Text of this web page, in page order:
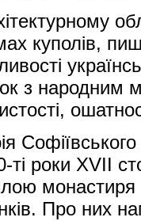
куполів,
з народним
ті роки XVII
монастиря
Про них